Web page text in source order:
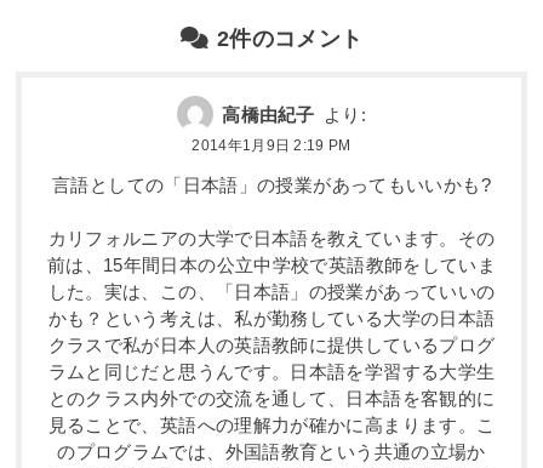
2件のコメント
高橋由紀子 より:
2014年1月9日 2:19 PM
言語としての「日本語」の授業があってもいいかも?
カリフォルニアの大学で日本語を教えています。その
前は、15年間日本の公立中学校で英語教師をしていま
した。実は、この、「日本語」の授業があっていいの
かも？という考えは、私が勤務している大学の日本語
クラスで私が日本人の英語教師に提供しているプログ
ラムと同じだと思うんです。日本語を学習する大学生
とのクラス内外での交流を通して、日本語を客観的に
見ることで、英語への理解力が確かに高まります。こ
のプログラムでは、外国語教育という共通の立場か